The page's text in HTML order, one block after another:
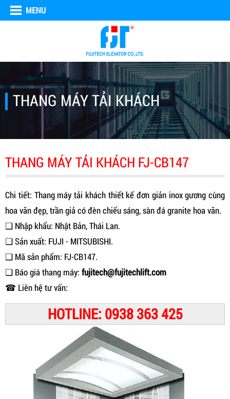
MENU
THANG MÁY TẢI KHÁCH
THANG MÁY TẢI KHÁCH FJ-CB147
Chi tiết: Thang máy tải khách thiết kế đơn giản inox gương cùng
hoa văn đẹp, trần giả có đèn chiếu sáng, sàn đá granite hoa văn.
❑ Nhập khẩu: Nhật Bản, Thái Lan.
❑ Sản xuất: FUJI - MITSUBISHI.
❑ Mã sản phẩm: FJ-CB147.
❑ Báo giá thang máy: fujitech@fujitechlift.com
☎ Liên hệ tư vấn:
HOTLINE: 0938 363 425